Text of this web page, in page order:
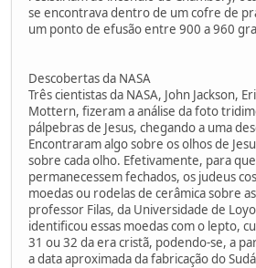
se encontrava dentro de um cofre de
um ponto de efusão entre 900 a 960
Descobertas da NASA
Três cientistas da NASA, John Jackson,
Mottern, fizeram a análise da foto
pálpebras de Jesus, chegando a uma
Encontraram algo sobre os olhos de
sobre cada olho. Efetivamente, para
permanecessem fechados, os judeus
moedas ou rodelas de cerâmica sobre
professor Filas, da Universidade de
identificou essas moedas com o lepto,
31 ou 32 da era cristã, podendo-se, a
a data aproximada da fabricação do